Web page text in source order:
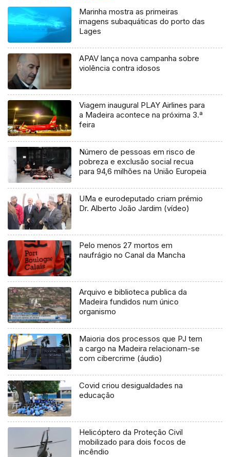
Marinha mostra as primeiras
imagens subaquáticas do porto das
Lages
APAV lança nova campanha sobre
violência contra idosos
Viagem inaugural PLAY Airlines para
a Madeira acontece na próxima 3.ª
feira
Número de pessoas em risco de
pobreza e exclusão social recua
para 94,6 milhões na União Europeia
UMa e eurodeputado criam prémio
Dr. Alberto João Jardim (vídeo)
Pelo menos 27 mortos em
naufrágio no Canal da Mancha
Arquivo e biblioteca publica da
Madeira fundidos num único
organismo
Maioria dos processos que PJ tem
a cargo na Madeira relacionam-se
com cibercrime (áudio)
Covid criou desigualdades na
educação
Helicóptero da Proteção Civil
mobilizado para dois focos de
incêndio